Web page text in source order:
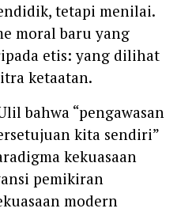
tetapi menilai.
moral baru yang
etis: yang dilihat
ketaatan.
bahwa “pengawasan
kita sendiri”
kekuasaan
pemikiran
modern